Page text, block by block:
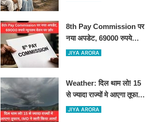
8th Pay Commission पर
नया अपडेट, 69000 रुपये
न्यूनतम वेतन पर ज़ोर
JIYA ARORA
Weather: दिल थाम लो! 15
से ज्यादा राज्यों मे आएगा तूफान,
IMD ने जारी किया अलर्ट
JIYA ARORA